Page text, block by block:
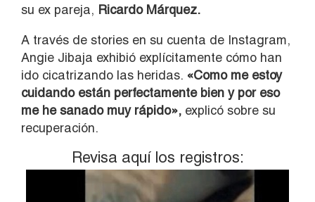
su ex pareja, Ricardo Márquez.
A través de stories en su cuenta de Instagram,
Angie Jibaja exhibió explícitamente cómo han
ido cicatrizando las heridas. «Como me estoy
cuidando están perfectamente bien y por eso
me he sanado muy rápido», explicó sobre su
recuperación.
Revisa aquí los registros: